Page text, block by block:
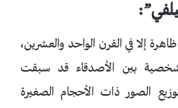
إلا في القرن الواحد والعشرين،
بين الأصدقاء قد سبقت
توزيع الصور ذات الأحجام الصغيرة